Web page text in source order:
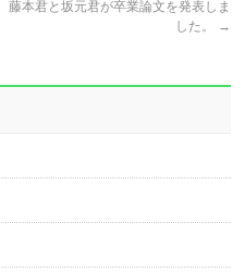
藤本君と坂元君が卒業論文を発表しま
した。
→